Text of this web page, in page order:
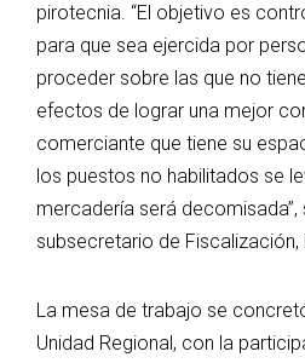
pirotecnia. “El objetivo es
para que sea ejercida por
proceder sobre las que no
efectos de lograr una mejor
comerciante que tiene su
los puestos no habilitados se
mercadería será decomisada”,
subsecretario de Fiscalización,
La mesa de trabajo se
Unidad Regional, con la